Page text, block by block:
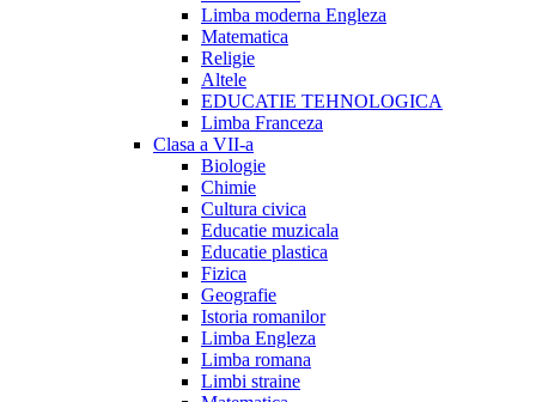
Limba moderna Engleza
Matematica
Religie
Altele
EDUCATIE TEHNOLOGICA
Limba Franceza
Clasa a VII-a
Biologie
Chimie
Cultura civica
Educatie muzicala
Educatie plastica
Fizica
Geografie
Istoria romanilor
Limba Engleza
Limba romana
Limbi straine